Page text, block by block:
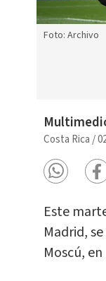
Foto: Archivo
Costa Rica /
Este
Madrid,
Moscú,